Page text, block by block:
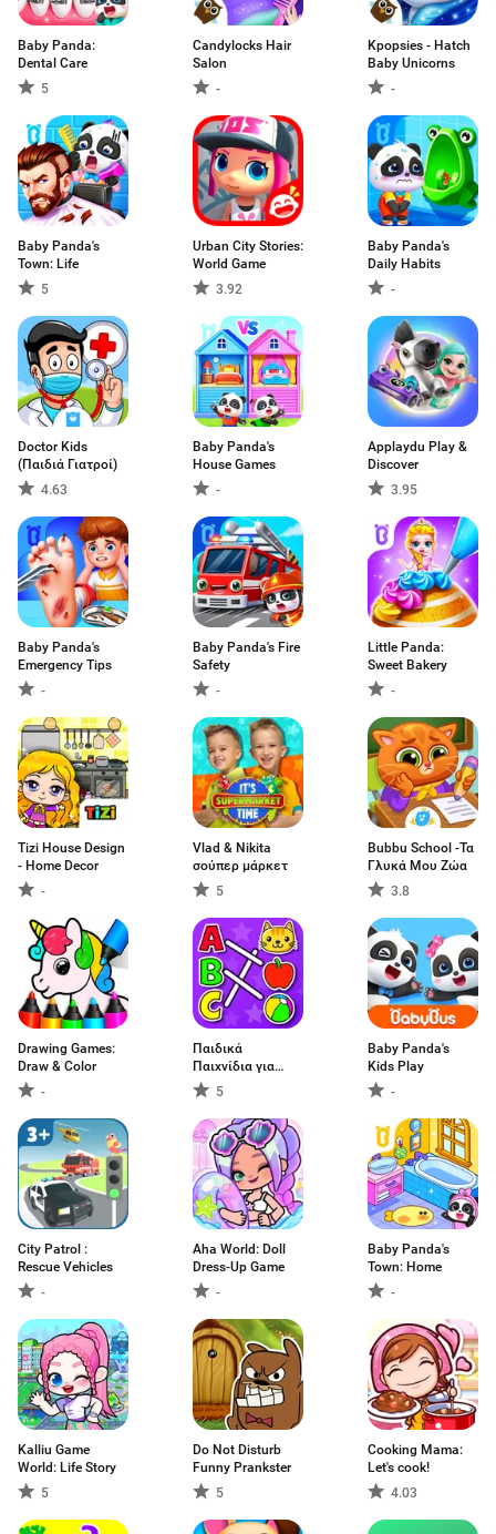
Baby Panda:
Dental Care
5
Candylocks Hair
Salon
-
Kpopsies - Hatch
Baby Unicorns
-
Baby Panda's
Town: Life
5
Urban City Stories:
World Game
3.92
Baby Panda's
Daily Habits
-
Doctor Kids
(Παιδιά Γιατροί)
4.63
Baby Panda's
House Games
-
Applaydu Play &
Discover
3.95
Baby Panda's
Emergency Tips
-
Baby Panda's Fire
Safety
-
Little Panda:
Sweet Bakery
-
Tizi House Design
- Home Decor
-
Vlad & Nikita
σούπερ μάρκετ
5
Bubbu School -Τα
Γλυκά Μου Ζώα
3.8
Drawing Games:
Draw & Color
-
Παιδικά
Παιχνίδια για
νήπια5
Baby Panda's
Kids Play
-
City Patrol :
Rescue Vehicles
-
Aha World: Doll
Dress-Up Game
-
Baby Panda's
Town: Home
-
Kalliu Game
World: Life Story
5
Do Not Disturb
Funny Prankster
5
Cooking Mama:
Let's cook!
4.03